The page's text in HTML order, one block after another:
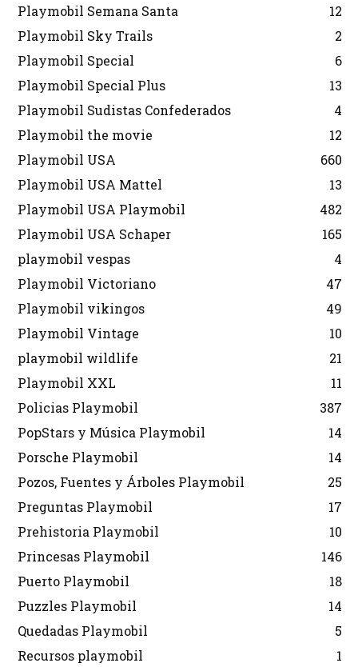
Playmobil Semana Santa
12
Playmobil Sky Trails
2
Playmobil Special
6
Playmobil Special Plus
13
Playmobil Sudistas Confederados
4
Playmobil the movie
12
Playmobil USA
660
Playmobil USA Mattel
13
Playmobil USA Playmobil
482
Playmobil USA Schaper
165
playmobil vespas
4
Playmobil Victoriano
47
Playmobil vikingos
49
Playmobil Vintage
10
playmobil wildlife
21
Playmobil XXL
11
Policias Playmobil
387
PopStars y Música Playmobil
14
Porsche Playmobil
14
Pozos, Fuentes y Árboles Playmobil
25
Preguntas Playmobil
17
Prehistoria Playmobil
10
Princesas Playmobil
146
Puerto Playmobil
18
Puzzles Playmobil
14
Quedadas Playmobil
5
Recursos playmobil
1